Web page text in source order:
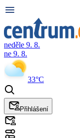
neděle 9. 8.
ne 9. 8.
33°C
Přihlášení